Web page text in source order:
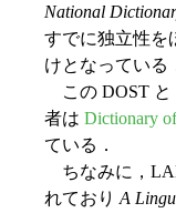
National
すでに独立性を
けとなっている
この DOST と
者は Dictionary
ている．
ちなみに，
れており A